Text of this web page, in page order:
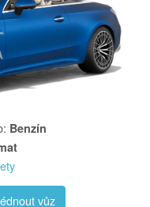
: Benzín
vůz